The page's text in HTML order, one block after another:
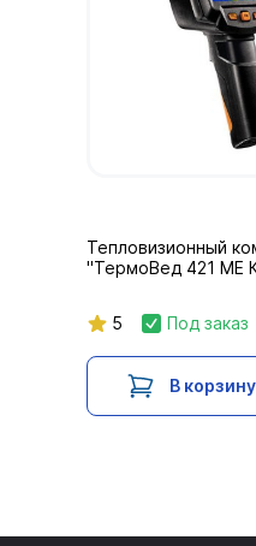
Тепловизионный
"ТермоВед 421 МЕ
5 Под заказ
В корзину